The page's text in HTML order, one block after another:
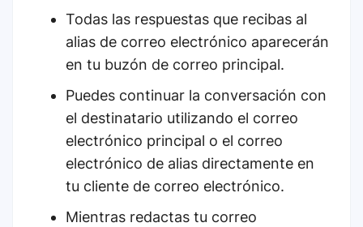
Todas las respuestas que recibas al
alias de correo electrónico aparecerán
en tu buzón de correo principal.
Puedes continuar la conversación con
el destinatario utilizando el correo
electrónico principal o el correo
electrónico de alias directamente en
tu cliente de correo electrónico.
Mientras redactas tu correo